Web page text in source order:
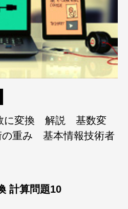
に変換 解説 基数変
重み 基本情報技術者
計算問題10